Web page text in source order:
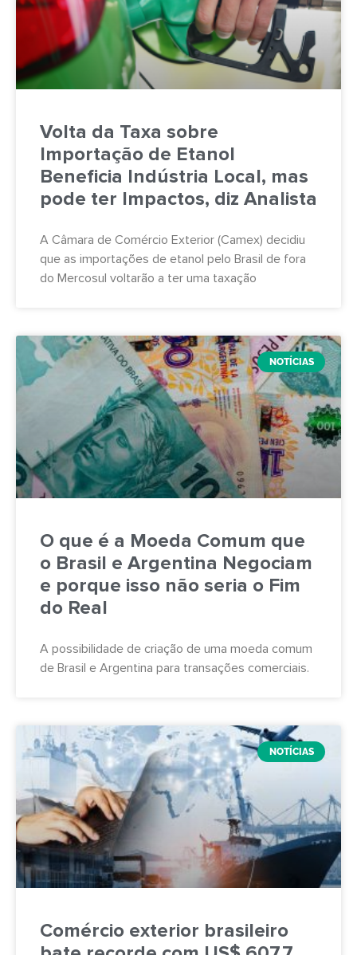
Volta da Taxa sobre
Importação de Etanol
Beneficia Indústria Local, mas
pode ter Impactos, diz Analista
A Câmara de Comércio Exterior (Camex) decidiu
que as importações de etanol pelo Brasil de fora
do Mercosul voltarão a ter uma taxação
NOTÍCIAS
O que é a Moeda Comum que
o Brasil e Argentina Negociam
e porque isso não seria o Fim
do Real
A possibilidade de criação de uma moeda comum
de Brasil e Argentina para transações comerciais.
NOTÍCIAS
Comércio exterior brasileiro